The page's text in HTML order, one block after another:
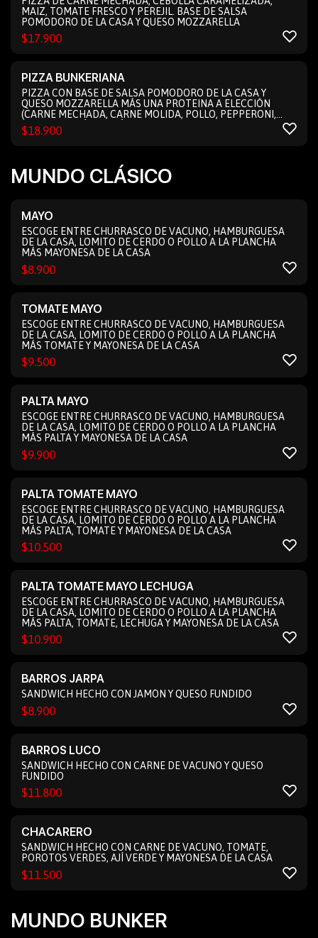
MAIZ, TOMATE FRESCO Y PEREJIL. BASE DE SALSA
POMODORO DE LA CASA Y QUESO MOZZARELLA
$17.900
PIZZA BUNKERIANA
PIZZA CON BASE DE SALSA POMODORO DE LA CASA Y
QUESO MOZZARELLA MÁS UNA PROTEINA A ELECCIÓN
(CARNE MECHADA, CARNE MOLIDA, POLLO, PEPPERONI,
SALAME, JAMÓN, JAMÓN SERRANO, TOCINO, CAMARONES
ECUATORIANOS) MÁS 5 INGREDIENTES A ELECCIÓN
$18.900
MUNDO CLÁSICO
MAYO
ESCOGE ENTRE CHURRASCO DE VACUNO, HAMBURGUESA
DE LA CASA, LOMITO DE CERDO O POLLO A LA PLANCHA
MÁS MAYONESA DE LA CASA
$8.900
TOMATE MAYO
ESCOGE ENTRE CHURRASCO DE VACUNO, HAMBURGUESA
DE LA CASA, LOMITO DE CERDO O POLLO A LA PLANCHA
MÁS TOMATE Y MAYONESA DE LA CASA
$9.500
PALTA MAYO
ESCOGE ENTRE CHURRASCO DE VACUNO, HAMBURGUESA
DE LA CASA, LOMITO DE CERDO O POLLO A LA PLANCHA
MÁS PALTA Y MAYONESA DE LA CASA
$9.900
PALTA TOMATE MAYO
ESCOGE ENTRE CHURRASCO DE VACUNO, HAMBURGUESA
DE LA CASA, LOMITO DE CERDO O POLLO A LA PLANCHA
MÁS PALTA, TOMATE Y MAYONESA DE LA CASA
$10.500
PALTA TOMATE MAYO LECHUGA
ESCOGE ENTRE CHURRASCO DE VACUNO, HAMBURGUESA
DE LA CASA, LOMITO DE CERDO O POLLO A LA PLANCHA
MÁS PALTA, TOMATE, LECHUGA Y MAYONESA DE LA CASA
$10.900
BARROS JARPA
SANDWICH HECHO CON JAMÓN Y QUESO FUNDIDO
$8.900
BARROS LUCO
SANDWICH HECHO CON CARNE DE VACUNO Y QUESO
FUNDIDO
$11.800
CHACARERO
SANDWICH HECHO CON CARNE DE VACUNO, TOMATE,
POROTOS VERDES, AJÍ VERDE Y MAYONESA DE LA CASA
$11.500
MUNDO BUNKER